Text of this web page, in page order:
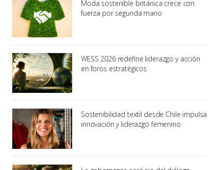
Moda sostenible británica crece con
fuerza por segunda mano
WESS 2026 redefine liderazgo y acción
en foros estratégicos
Sostenibilidad textil desde Chile impulsa
innovación y liderazgo femenino